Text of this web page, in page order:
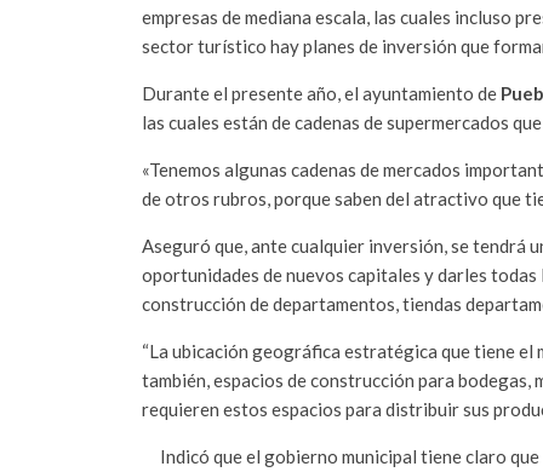
empresas de mediana escala, las cuales incluso
sector turístico hay planes de inversión que
Durante el presente año, el ayuntamiento de
las cuales están de cadenas de supermercados
«Tenemos algunas cadenas de mercados
de otros rubros, porque saben del atractivo que
Aseguró que, ante cualquier inversión, se tendrá
oportunidades de nuevos capitales y darles
construcción de departamentos, tiendas
“La ubicación geográfica estratégica que tiene
también, espacios de construcción para
requieren estos espacios para distribuir sus
Indicó que el gobierno municipal tiene claro